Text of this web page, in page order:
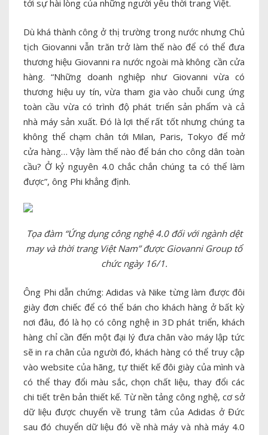
tới sự hài lòng của những người yêu thời trang Việt.
Dù khá thành công ở thị trường trong nước nhưng Chủ
tịch Giovanni vẫn trăn trở làm thế nào để có thể đưa
thương hiệu Giovanni ra nước ngoài mà không cần cửa
hàng. “Những doanh nghiệp như Giovanni vừa có
thương hiệu uy tín, vừa tham gia vào chuỗi cung ứng
toàn cầu vừa có trình độ phát triển sản phẩm và cả
nhà máy sản xuất. Đó là lợi thế rất tốt nhưng chúng ta
không thể chạm chân tới Milan, Paris, Tokyo để mở
cửa hàng… Vậy làm thế nào để bán cho công dân toàn
cầu? Ở kỷ nguyên 4.0 chắc chắn chúng ta có thể làm
được”, ông Phi khẳng định.
Tọa đàm “Ứng dụng công nghệ 4.0 đối với ngành dệt
may và thời trang Việt Nam” được Giovanni Group tổ
chức ngày 16/1.
Ông Phi dẫn chứng: Adidas và Nike từng làm được đôi
giày đơn chiếc để có thể bán cho khách hàng ở bất kỳ
nơi đâu, đó là họ có công nghệ in 3D phát triển, khách
hàng chỉ cần đến một đại lý đưa chân vào máy lập tức
sẽ in ra chân của người đó, khách hàng có thể truy cập
vào website của hãng, tự thiết kế đôi giày của mình và
có thể thay đổi màu sắc, chọn chất liệu, thay đổi các
chi tiết trên bản thiết kế. Từ nền tảng công nghệ, cơ sở
dữ liệu được chuyển về trung tâm của Adidas ở Đức
sau đó chuyển dữ liệu đó về nhà máy và nhà máy 4.0